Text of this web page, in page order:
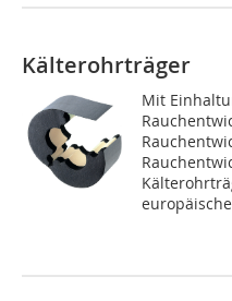
Kälterohrträger
Mit